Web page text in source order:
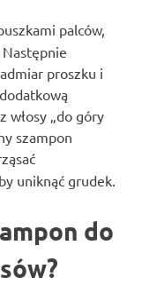
palców,
Następnie
proszku i
włosy „do góry
szampon
uniknąć grudek.
do